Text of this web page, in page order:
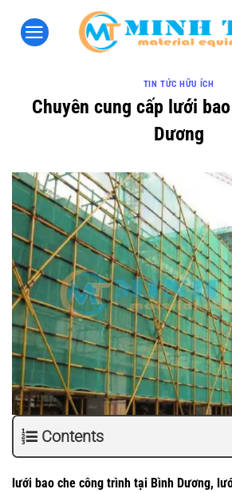
TIN TỨC HỮU ÍCH
Chuyên cung cấp lưới
Dương
Contents
lưới bao che công trình tại Bình Dương,